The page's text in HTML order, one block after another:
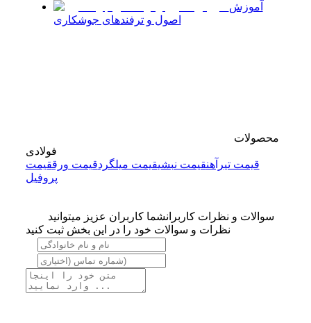
آموزش
اصول و ترفندهای جوشکاری
محصولات
فولادی
قیمت تیرآهنقیمت نبشیقیمت میلگردقیمت ورققیمت
پروفیل
سوالات و نظرات کاربرانشما کاربران عزیز میتوانید
نظرات و سوالات خود را در این بخش ثبت کنید